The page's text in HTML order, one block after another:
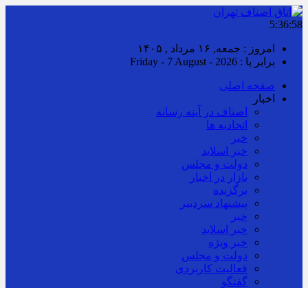
5:36:59
امروز : جمعه, ۱۶ مرداد , ۱۴۰۵
برابر با : Friday - 7 August - 2026
صفحه اصلی
اخبار
اصناف در آینه رسانه
اتحادیه ها
خبر
خبر اسلايد
دولت و مجلس
بازار در اخبار
برگزیده
پیشنهاد سردبیر
خبر
خبر اسلايد
خبر ویژه
دولت و مجلس
فعالیت کاربردی
گفتگو